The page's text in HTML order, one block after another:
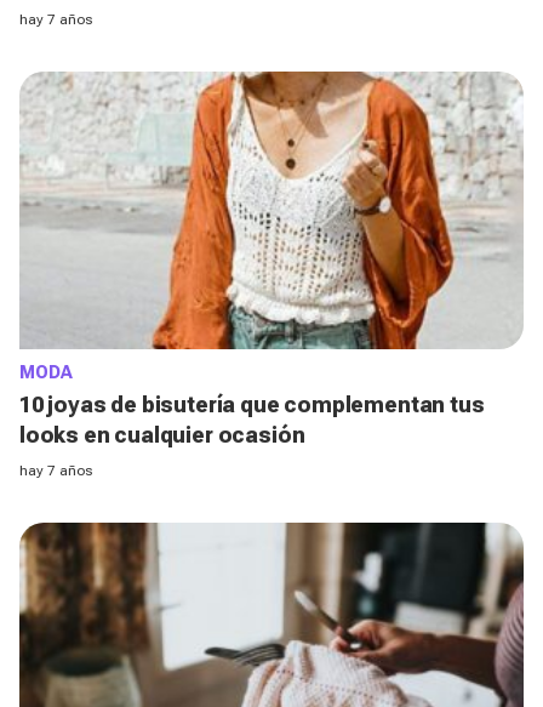
hay 7 años
MODA
10 joyas de bisutería que complementan tus
looks en cualquier ocasión
hay 7 años